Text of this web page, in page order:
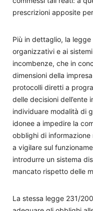
prescrizioni apposite
Più in dettaglio, la
organizzativi e ai
incombenze, che in
dimensioni della
protocolli diretti a
delle decisioni dell’ente
individuare modalità di
idonee a impedire la
obblighi di informazione
a vigilare sul
introdurre un sistema
mancato rispetto delle
La stessa legge 231/